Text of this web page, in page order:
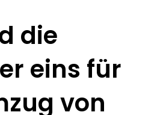
die
eins für
von